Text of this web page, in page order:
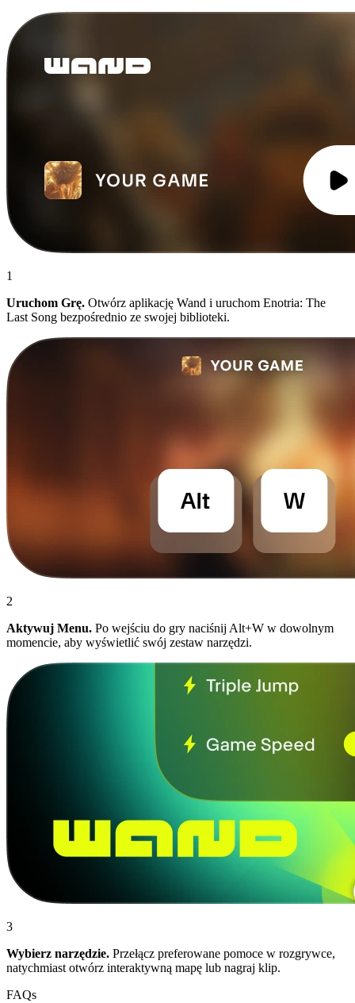
1
Uruchom Grę. Otwórz aplikację Wand i uruchom Enotria: The
Last Song bezpośrednio ze swojej biblioteki.
2
Aktywuj Menu. Po wejściu do gry naciśnij Alt+W w dowolnym
momencie, aby wyświetlić swój zestaw narzędzi.
3
Wybierz narzędzie. Przełącz preferowane pomoce w rozgrywce,
natychmiast otwórz interaktywną mapę lub nagraj klip.
FAQs